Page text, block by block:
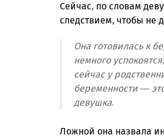
Сейчас, по словам
следствием, чтобы не
Она готовилась к
немного
сейчас у
беременности —
девушка.
Ложной она назвала